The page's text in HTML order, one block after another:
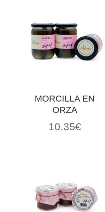
MORCILLA EN
ORZA
10.35€